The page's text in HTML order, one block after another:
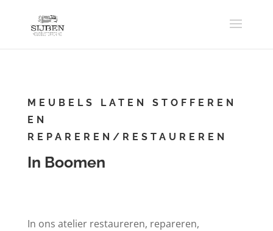
MEUBELS LATEN STOFFEREN
EN
REPAREREN/RESTAUREREN
In Boomen
In ons atelier restaureren, repareren,